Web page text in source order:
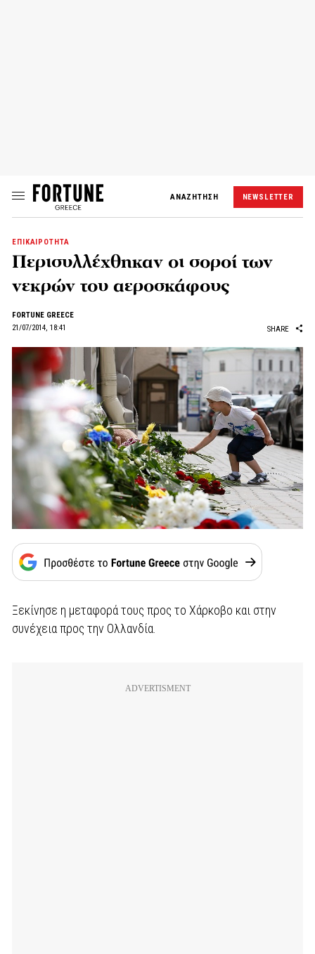
ΑΝΑΖΗΤΗΣΗ NEWSLETTER
ΕΠΙΚΑΙΡΟΤΗΤΑ
Περισυλλέχθηκαν οι σοροί των
νεκρών του αεροσκάφους
FORTUNE GREECE
21/07/2014, 18:41
SHARE
Ξεκίνησε η μεταφορά τους προς το Χάρκοβο και στην
συνέχεια προς την Ολλανδία.